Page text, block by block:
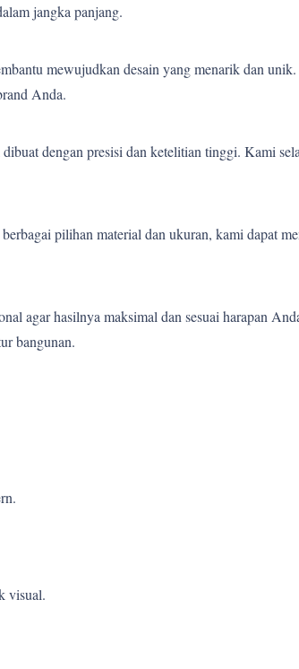
jangka panjang.
mewujudkan desain yang menarik dan
Anda.
dengan presisi dan ketelitian tinggi. Kami
pilihan material dan ukuran, kami dapat
agar hasilnya maksimal dan sesuai harapan
bangunan.
visual.